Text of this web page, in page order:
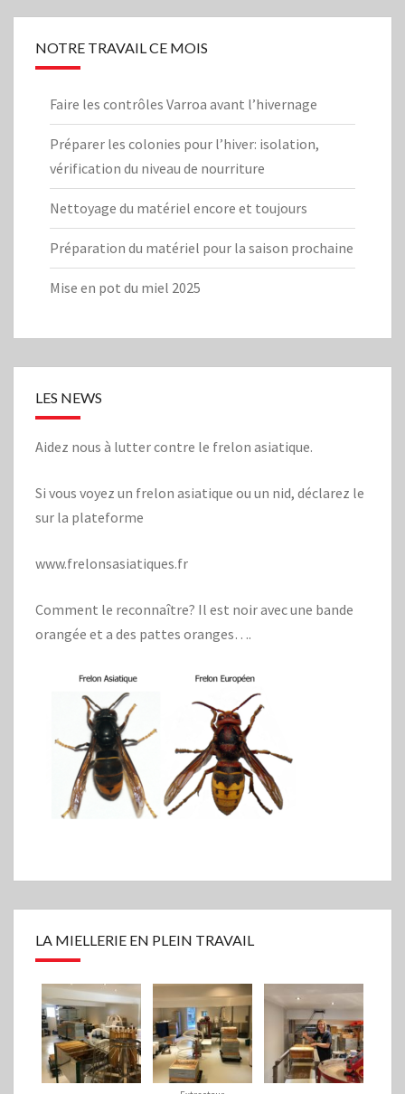
NOTRE TRAVAIL CE MOIS
Faire les contrôles Varroa avant l’hivernage
Préparer les colonies pour l’hiver: isolation,
vérification du niveau de nourriture
Nettoyage du matériel encore et toujours
Préparation du matériel pour la saison prochaine
Mise en pot du miel 2025
LES NEWS
Aidez nous à lutter contre le frelon asiatique.
Si vous voyez un frelon asiatique ou un nid, déclarez le
sur la plateforme
www.frelonsasiatiques.fr
Comment le reconnaître? Il est noir avec une bande
orangée et a des pattes oranges….
LA MIELLERIE EN PLEIN TRAVAIL